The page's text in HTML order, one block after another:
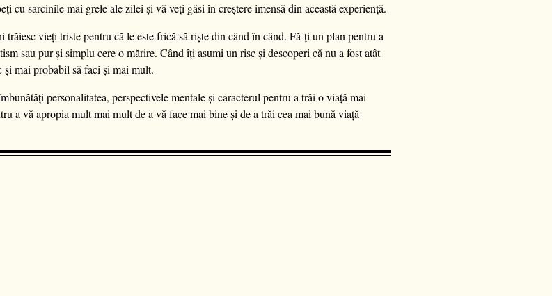
cu sarcinile mai grele ale zilei și vă veți găsi în creștere imensă din această experiență.
vieți triste pentru că le este frică să riște din când în când. Fă-ți un plan pentru a
sau pur și simplu cere o mărire. Când îți asumi un risc și descoperi că nu a fost atât
mai probabil să faci și mai mult.
personalitatea, perspectivele mentale și caracterul pentru a trăi o viață mai
a vă apropia mult mai mult de a vă face mai bine și de a trăi cea mai bună viață